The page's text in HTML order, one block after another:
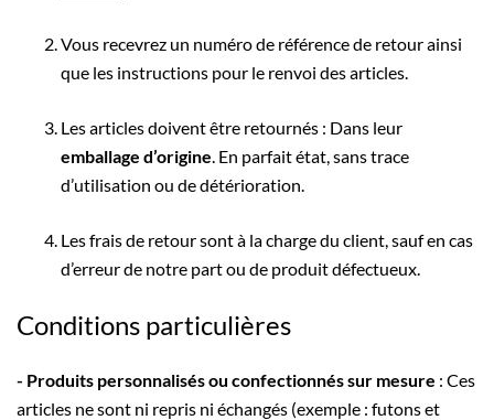
Vous recevrez un numéro de référence de retour ainsi
que les instructions pour le renvoi des articles.
Les articles doivent être retournés : Dans leur
emballage d’origine. En parfait état, sans trace
d’utilisation ou de détérioration.
Les frais de retour sont à la charge du client, sauf en cas
d’erreur de notre part ou de produit défectueux.
Conditions particulières
- Produits personnalisés ou confectionnés sur mesure : Ces
articles ne sont ni repris ni échangés (exemple : futons et